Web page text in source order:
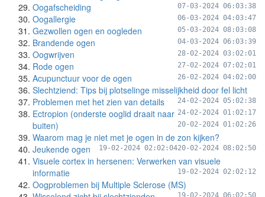
Oogafscheiding 07-03-2024 06:03:38
Oogallergie 06-03-2024 04:03:47
Gezwollen ogen en oogleden 05-03-2024 08:03:08
Brandende ogen 04-03-2024 06:03:39
Oogwrijven 28-02-2024 03:02:01
Rode ogen 27-02-2024 07:02:01
Acupunctuur voor de ogen 26-02-2024 04:02:00
Slechtziend: Tips bij plotselinge misselijkheid door fel licht
24-02-2024 05:02:38
Problemen met het zien van details
24-02-2024 01:02:17
Ectropion (onderste ooglid draait naar
buiten)
20-02-2024 01:02:26
Waarom mag je niet met je ogen in de zon kijken?
20-02-2024 08:02:50
Jeukende ogen 19-02-2024 02:02:04
Visuele cortex in hersenen: Verwerken van visuele
informatie
19-02-2024 02:02:12
Oogproblemen bij Multiple Sclerose (MS)
19-02-2024 06:02:50